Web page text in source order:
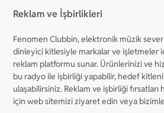
Reklam ve İşbirlikleri
Fenomen Clubbin, elektronik müzik
dinleyici kitlesiyle markalar ve işletmeler
reklam platformu sunar. Ürünlerinizi ve
bu radyo ile işbirliği yapabilir, hedef
ulaşabilirsiniz. Reklam ve işbirliği fırsatları
için web sitemizi ziyaret edin veya